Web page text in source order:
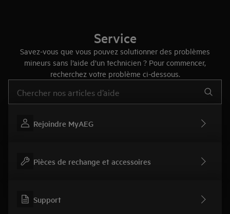
Service
Savez-vous que vous pouvez solutionner des problèmes
mineurs sans l’aide d’un technicien ? Pour commencer,
recherchez votre problème ci-dessous.
Rejoindre MyAEG
Pièces de rechange et accessoires
Support